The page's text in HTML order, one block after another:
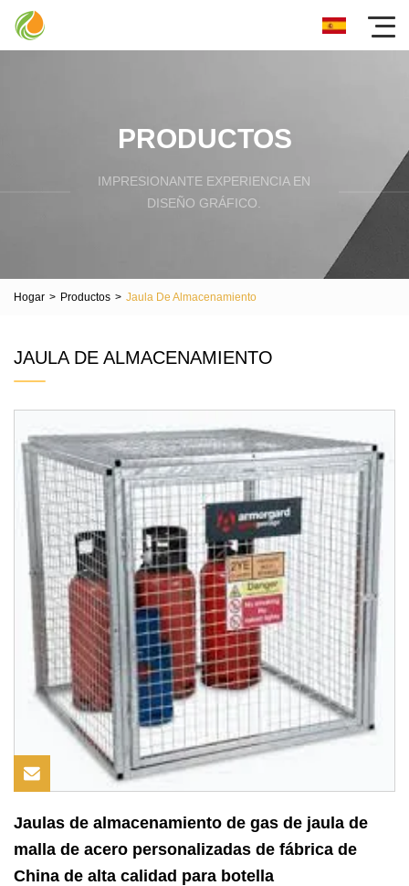
PRODUCTOS
IMPRESIONANTE EXPERIENCIA EN
DISEÑO GRÁFICO.
Hogar > Productos > Jaula De Almacenamiento
JAULA DE ALMACENAMIENTO
Jaulas de almacenamiento de gas de jaula de
malla de acero personalizadas de fábrica de
China de alta calidad para botella